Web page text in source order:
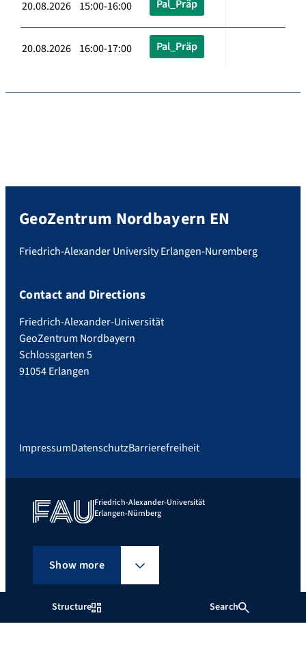
Structure Search
20.08.2026 15:00-16:00 Pal_Präp
20.08.2026 16:00-17:00 Pal_Präp
GeoZentrum Nordbayern EN
Friedrich-Alexander University Erlangen-Nuremberg
Contact and Directions
Friedrich-Alexander-Universität
GeoZentrum Nordbayern
Schlossgarten 5
91054 Erlangen
ImpressumDatenschutzBarrierefreiheit
Friedrich-Alexander-Universität
Erlangen-Nürnberg
Show more